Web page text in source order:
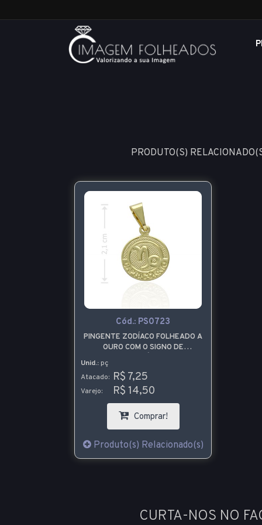
PRODUTO(S)
Cód.: PS0723
PINGENTE ZODÍACO FOLHEADO A
OURO COM O SIGNO DE
Unid.: pç
Atacado: R$ 7,25
Varejo: R$ 14,50
Comprar!
Produto(s) Relacionado(s)
CURTA-NOS NO